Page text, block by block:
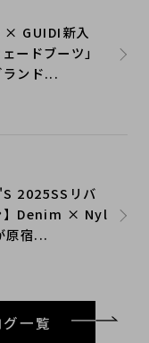
× GUIDI新入
ードブーツ」
ンド...
2025SSリバ
】Denim × Nyl
原宿...
一覧